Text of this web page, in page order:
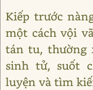
Kiếp trước
một cách vội
tán tu, thường
sinh tử, suốt
luyện và tìm